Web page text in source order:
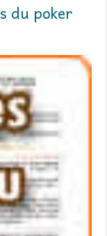
du poker